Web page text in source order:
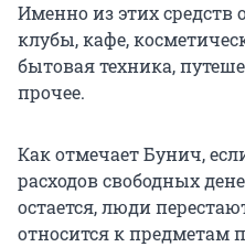
Именно из этих средств
клубы, кафе,
бытовая техника,
прочее.
Как отмечает Бунич,
расходов свободных
остается, люди
относится к предметам